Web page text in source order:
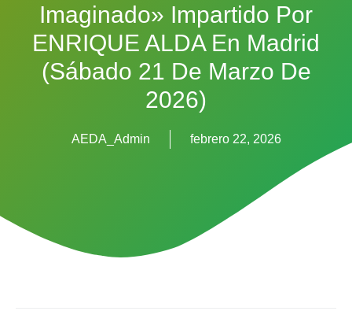
Imaginado» Impartido Por
ENRIQUE ALDA En Madrid
(sábado 21 De Marzo De
2026)
AEDA_Admin febrero 22, 2026